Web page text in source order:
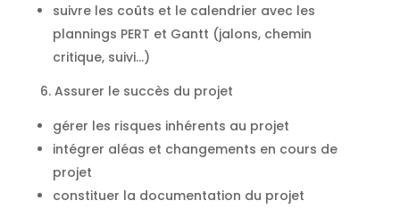
suivre les coûts et le calendrier avec les
plannings PERT et Gantt (jalons, chemin
critique, suivi…)
6. Assurer le succès du projet
gérer les risques inhérents au projet
intégrer aléas et changements en cours de
projet
constituer la documentation du projet